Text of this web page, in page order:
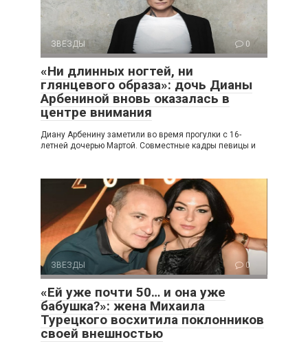
ЗВЕЗДЫ 0
«Ни длинных ногтей, ни
глянцевого образа»: дочь Дианы
Арбениной вновь оказалась в
центре внимания
Диану Арбенину заметили во время прогулки с 16-
летней дочерью Мартой. Совместные кадры певицы и
ЗВЕЗДЫ 0
«Ей уже почти 50… и она уже
бабушка?»: жена Михаила
Турецкого восхитила поклонников
своей внешностью